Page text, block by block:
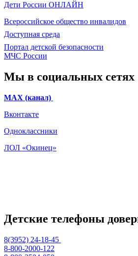
Дети России ОНЛАЙН
Всероссийское общество инвалидов
Доступная среда
Портал детской безопасности
МЧС России
Мы в социальных сетях
МАХ (канал)
Вконтакте
Одноклассники
ЛОЛ «Окинец»
Детские телефоны
8(3952) 24-18-45
8-800-2000-122